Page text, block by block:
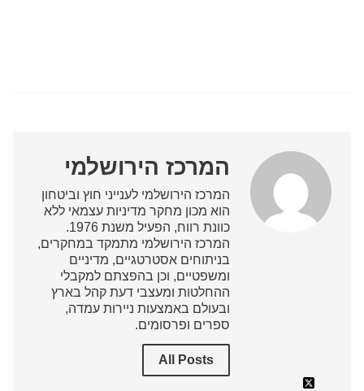
המרכז הירושלמי
המרכז הירושלמי לענייני חוץ וביטחון
הוא מכון מחקר מדיניות עצמאי ללא
כוונת רווח, הפעיל משנת 1976.
המרכז הירושלמי מתמקד במחקרים,
בניתוחים אסטרטגיים, מדיניים
ומשפטיים, וכן בהפצתם למקבלי
ההחלטות ומעצבי דעת קהל בארץ
ובעולם באמצעות ניירות עמדה,
ספרים ופרסומים.
All Posts